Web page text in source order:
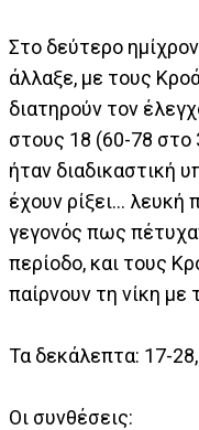
Στο δεύτερο
άλλαξε, με τους
διατηρούν τον
στους 18 (60-78 στο
ήταν διαδικαστική
έχουν ρίξει... λευκή
γεγονός πως
περίοδο, και τους
παίρνουν τη νίκη με
Τα δεκάλεπτα: 17-
Οι συνθέσεις: